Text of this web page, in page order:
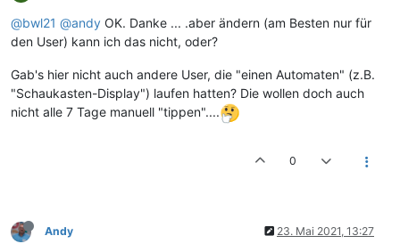
@bwl21 @andy OK. Danke ... .aber ändern (am Besten nur für
den User) kann ich das nicht, oder?
Gab's hier nicht auch andere User, die "einen Automaten" (z.B.
"Schaukasten-Display") laufen hatten? Die wollen doch auch
nicht alle 7 Tage manuell "tippen"....
0
Andy 23. Mai 2021, 13:27